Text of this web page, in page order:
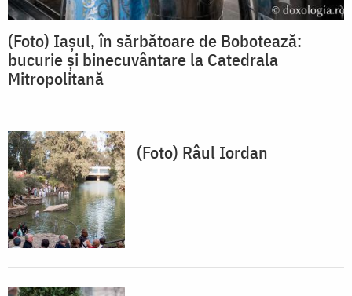
(Foto) Iașul, în sărbătoare de Bobotează:
bucurie și binecuvântare la Catedrala
Mitropolitană
(Foto) Râul Iordan